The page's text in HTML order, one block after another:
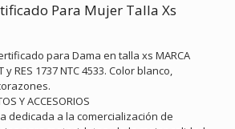
Para Mujer Talla Xs
para Dama en talla xs MARCA
RES 1737 NTC 4533. Color blanco,
Y ACCESORIOS
dedicada a la comercialización de